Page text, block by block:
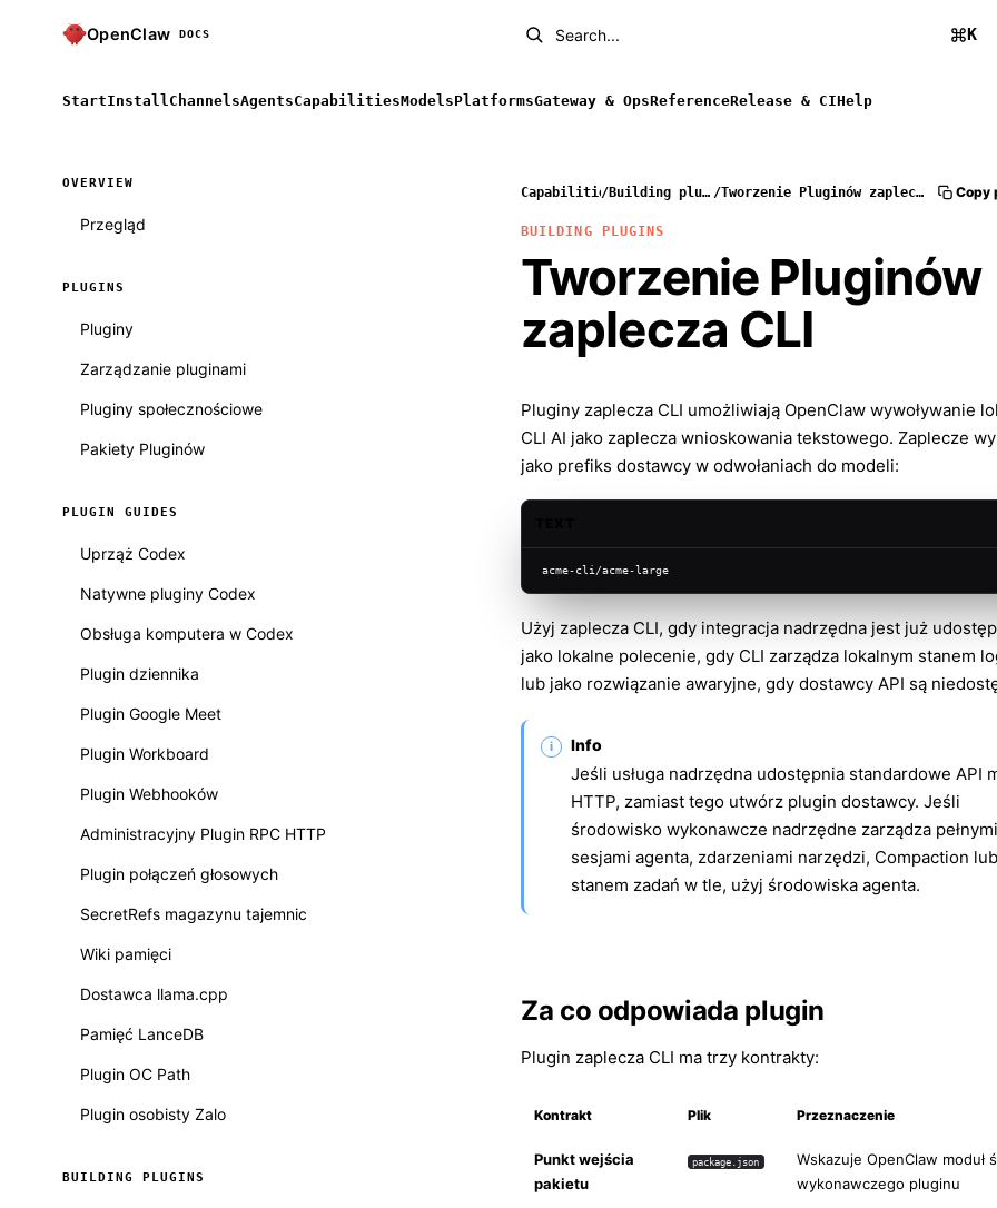
OpenClaw DOCS Search... K
StartInstall ChannelsAgentsCapabilitiesModelsPlatformsGateway & OpsReferenceRelease & CIHelp
OVERVIEW
Przegląd
PLUGINS
Pluginy
Zarządzanie pluginami
Pluginy społecznościowe
Pakiety Pluginów
PLUGIN GUIDES
Uprząż Codex
Natywne pluginy Codex
Obsługa komputera w Codex
Plugin dziennika
Plugin Google Meet
Plugin Workboard
Plugin Webhooków
Administracyjny Plugin RPC HTTP
Plugin połączeń głosowych
SecretRefs magazynu tajemnic
Wiki pamięci
Dostawca llama.cpp
Pamięć LanceDB
Plugin OC Path
Plugin osobisty Zalo
BUILDING PLUGINS
Capabilities
/ Building plugins / Tworzenie Pluginów zaplecza CLI Copy
BUILDING PLUGINS
Tworzenie Pluginów
zaplecza CLI
Pluginy zaplecza CLI umożliwiają OpenClaw wywoływanie
CLI AI jako zaplecza wnioskowania tekstowego. Zaplecze
jako prefiks dostawcy w odwołaniach do modeli:
acme-cli/acme-large
Użyj zaplecza CLI, gdy integracja nadrzędna jest już
jako lokalne polecenie, gdy CLI zarządza lokalnym stanem
lub jako rozwiązanie awaryjne, gdy dostawcy API są
Info
Jeśli usługa nadrzędna udostępnia standardowe API
HTTP, zamiast tego utwórz plugin dostawcy. Jeśli
środowisko wykonawcze nadrzędne zarządza pełnymi
sesjami agenta, zdarzeniami narzędzi, Compaction lub
stanem zadań w tle, użyj środowiska agenta.
Za co odpowiada plugin
Plugin zaplecza CLI ma trzy kontrakty:
Kontrakt Plik Przeznaczenie
Punkt wejścia
pakietu
package.json
Wskazuje OpenClaw moduł
wykonawczego pluginu